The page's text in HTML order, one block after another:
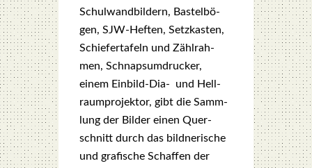
Schul­wand­bil­dern, Bas­tel­bö­
gen, SJW-Hef­ten, Setz­kas­ten,
Schie­fer­ta­feln und Zähl­rah­
men, Schnap­sum­dru­cker,
einem Ein­bild-Dia-
und Hell­
raum­pro­jek­tor, gibt die Samm­
lung der Bil­der einen Quer­
schnitt durch das bild­ne­ri­sche
und gra­fi­sche Schaf­fen der